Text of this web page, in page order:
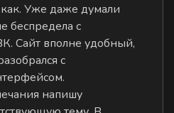
Уже даже думали
беспредела с
Сайт вполне удобный,
с
напишу